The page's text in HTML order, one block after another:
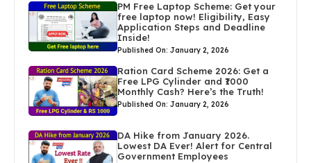
PM Free Laptop Scheme: Get your
free laptop now! Eligibility, Easy
Application Steps and Deadline
Inside!
Published On: January 2, 2026
Ration Card Scheme 2026: Get a
Free LPG Cylinder and ₹1000
Monthly Cash? Here’s the Truth!
Published On: January 2, 2026
DA Hike from January 2026.
Lowest DA Ever! Alert for Central
Government Employees